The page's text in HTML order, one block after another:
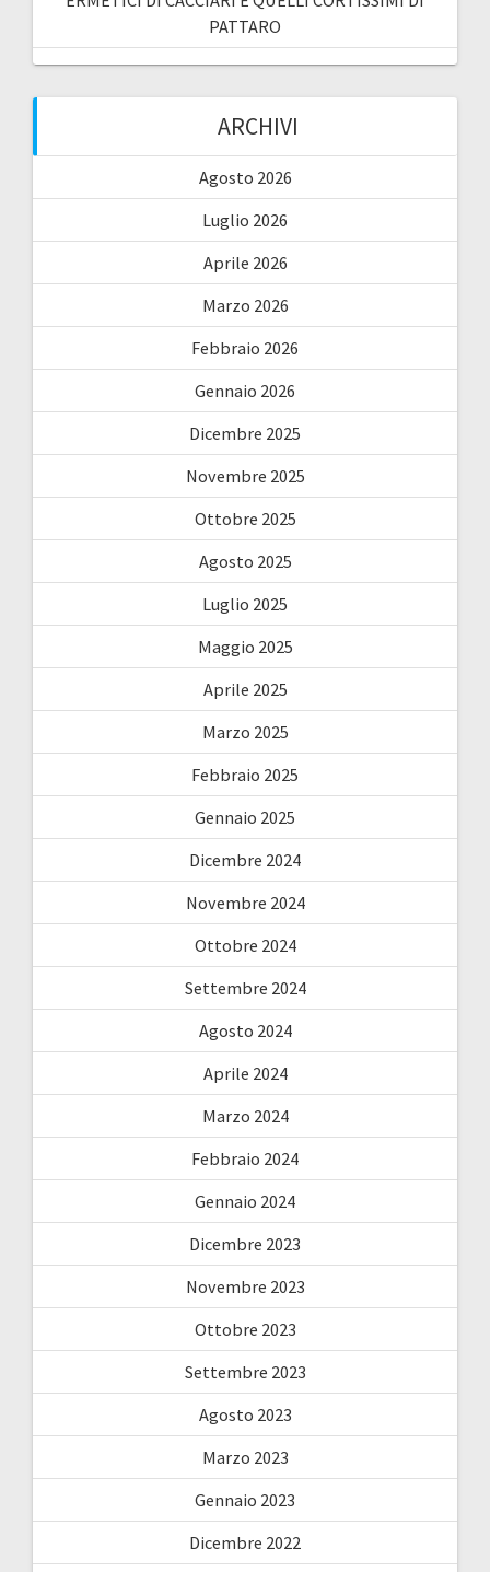
PATTARO
ARCHIVI
Agosto 2026
Luglio 2026
Aprile 2026
Marzo 2026
Febbraio 2026
Gennaio 2026
Dicembre 2025
Novembre 2025
Ottobre 2025
Agosto 2025
Luglio 2025
Maggio 2025
Aprile 2025
Marzo 2025
Febbraio 2025
Gennaio 2025
Dicembre 2024
Novembre 2024
Ottobre 2024
Settembre 2024
Agosto 2024
Aprile 2024
Marzo 2024
Febbraio 2024
Gennaio 2024
Dicembre 2023
Novembre 2023
Ottobre 2023
Settembre 2023
Agosto 2023
Marzo 2023
Gennaio 2023
Dicembre 2022